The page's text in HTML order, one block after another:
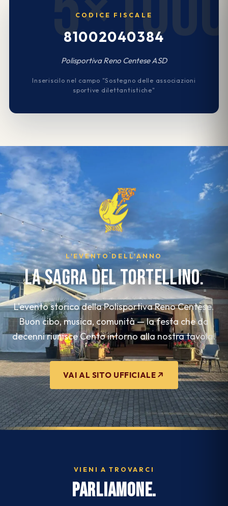
CODICE FISCALE
81002040384
Polisportiva Reno Centese ASD
Inseriscilo nel campo "Sostegno delle associazioni
sportive dilettantistiche"
L'EVENTO DELL'ANNO
LA SAGRA DEL TORTELLINO.
L'evento storico della Polisportiva Reno Centese.
Buon cibo, musica, comunità — la festa che da
decenni riunisce Cento intorno alla nostra tavola.
VAI AL SITO UFFICIALE
VIENI A TROVARCI
PARLIAMONE.